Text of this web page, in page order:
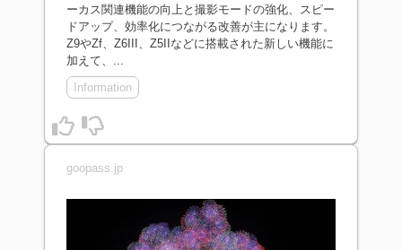
ーカス関連機能の向上と撮影モードの強化、スピー
ドアップ、効率化につながる改善が主になります。
Z9やZf、Z6III、Z5IIなどに搭載された新しい機能に
加えて、...
Information
goopass.jp